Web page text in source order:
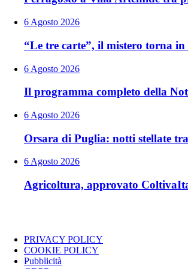
6 Agosto 2026
“Le tre carte”, il mistero torna
6 Agosto 2026
Il programma completo della
6 Agosto 2026
Orsara di Puglia: notti stellate
6 Agosto 2026
Agricoltura, approvato
PRIVACY POLICY
COOKIE POLICY
Pubblicità